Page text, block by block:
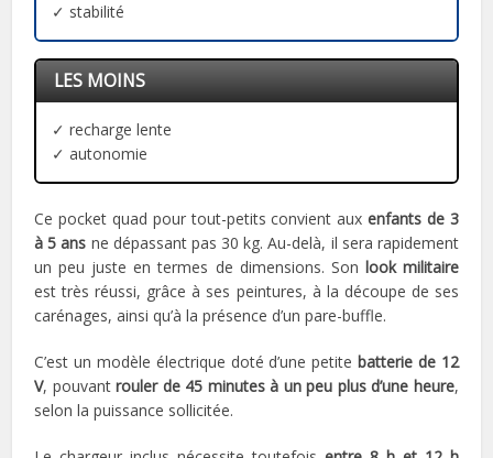
✓ stabilité
LES MOINS
✓ recharge lente
✓ autonomie
Ce pocket quad pour tout-petits convient auxenfants de 3
à 5 ans ne dépassant pas 30 kg. Au-delà, il sera rapidement
un peu juste en termes de dimensions. Son look militaire
est très réussi, grâce à ses peintures, à la découpe de ses
carénages, ainsi qu’à la présence d’un pare-buffle.
C’est un modèle électrique doté d’une petitebatterie de 12
V, pouvantrouler de 45 minutes à un peu plus d’une heure,
selon la puissance sollicitée.